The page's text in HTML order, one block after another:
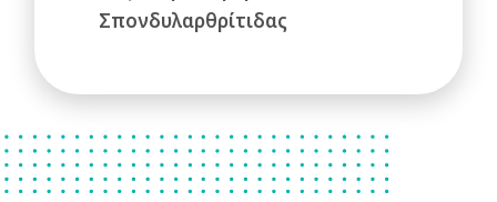
Σπονδυλαρθρίτιδας